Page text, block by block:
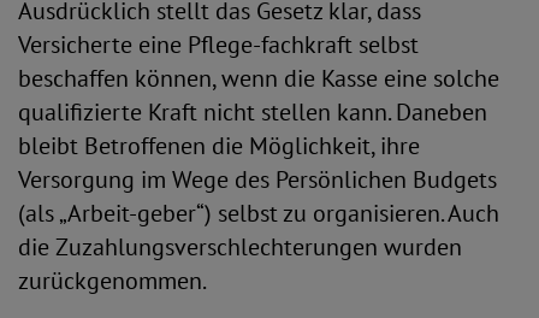
Ausdrücklich stellt das Gesetz klar, dass
Versicherte eine Pflege-fachkraft selbst
beschaffen können, wenn die Kasse eine solche
qualifizierte Kraft nicht stellen kann. Daneben
bleibt Betroffenen die Möglichkeit, ihre
Versorgung im Wege des Persönlichen Budgets
(als „Arbeit-geber“) selbst zu organisieren. Auch
die Zuzahlungsverschlechterungen wurden
zurückgenommen.